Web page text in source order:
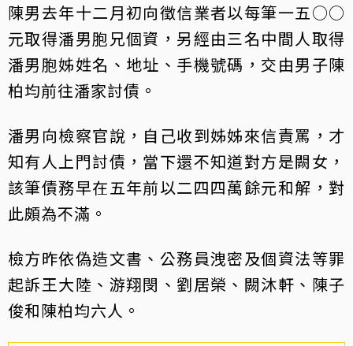
陳男去年十二月初向徵信業者以每筆一五○○
元取得潘男胞兄個資，另經由三名中間人取得
潘男胞姊姓名、地址、手機號碼，交由男子陳
柏均前往潘家討債。
潘男向檢察官說，自己收到姊姊來信責罵，才
知有人上門討債，當下還不知道對方是闕女，
該筆債務早在五年前以二四四萬餘元和解，對
此頗為不滿。
檢方昨依偽造文書、公務員洩密及個資法等罪
起訴王大陸、游翔閔、劉居榮、闕沐軒、陳子
俊和陳柏均六人。